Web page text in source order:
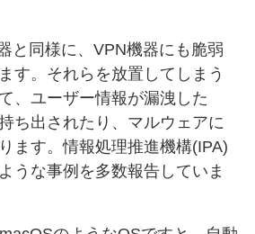
と同様に、VPN機器にも脆弱
す。それらを放置してしまう
、ユーザー情報が漏洩した
ち出されたり、マルウェアに
ます。情報処理推進機構(IPA)
うな事例を多数報告していま